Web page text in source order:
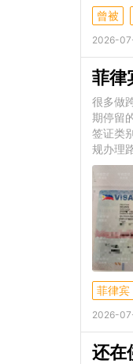
曾被
2026-
菲律
很多做
期停留
签证类
规办理
菲律宾
2026-
还在